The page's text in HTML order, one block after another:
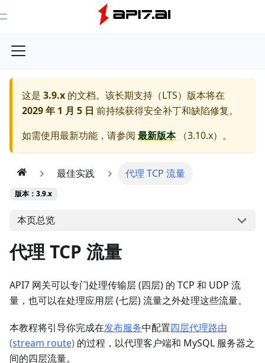
Toggle Menu
这是 3.9.x 的文档。该长期支持（LTS）版本将在
2029 年 1 月 5 日 前持续获得安全补丁和缺陷修复。
如需使用最新功能，请参阅 最新版本 （3.10.x）。
最佳实践 代理 TCP 流量
版本：3.9.x
本页总览
代理 TCP 流量
API7 网关可以专门处理传输层 (四层) 的 TCP 和 UDP 流
量，也可以在处理应用层 (七层) 流量之外处理这些流量。
本教程将引导你完成在发布服务中配置四层代理路由
(stream route) 的过程，以代理客户端和 MySQL 服务器之
间的四层流量。